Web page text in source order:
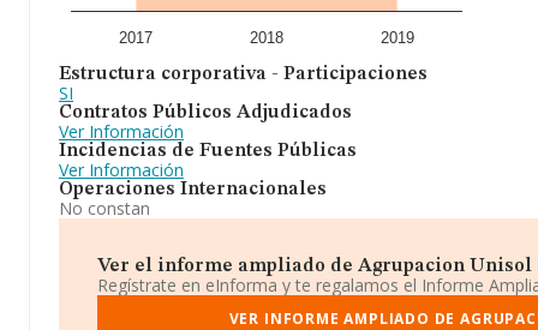
2017 2018 2019
Estructura corporativa - Participaciones
SI
Contratos Públicos Adjudicados
Ver Información
Incidencias de Fuentes Públicas
Ver Información
Operaciones Internacionales
No constan
Ver el informe ampliado de Agrupacion Unisol
Regístrate en eInforma y te regalamos el Informe
VER INFORME AMPLIADO DE